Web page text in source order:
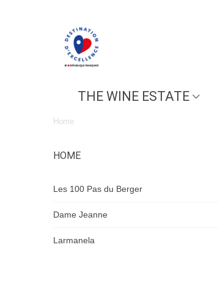
THE WINE ESTATE
Home
HOME
Les 100 Pas du Berger
Dame Jeanne
Larmanela